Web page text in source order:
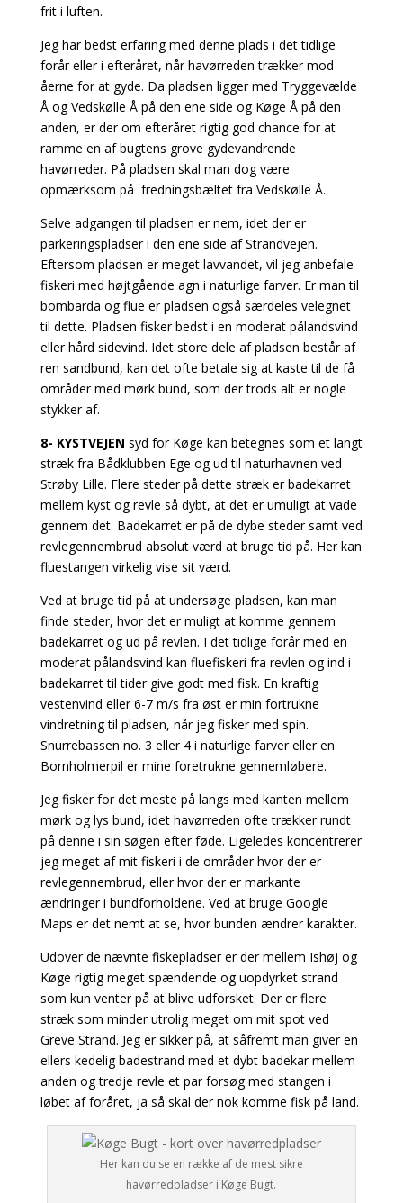
frit i luften.
Jeg har bedst erfaring med denne plads i det tidlige
forår eller i efteråret, når havørreden trækker mod
åerne for at gyde. Da pladsen ligger med Tryggevælde
Å og Vedskølle Å på den ene side og Køge Å på den
anden, er der om efteråret rigtig god chance for at
ramme en af bugtens grove gydevandrende
havørreder. På pladsen skal man dog være
opmærksom på fredningsbæltet fra Vedskølle Å.
Selve adgangen til pladsen er nem, idet der er
parkeringspladser i den ene side af Strandvejen.
Eftersom pladsen er meget lavvandet, vil jeg anbefale
fiskeri med højtgående agn i naturlige farver. Er man til
bombarda og flue er pladsen også særdeles velegnet
til dette. Pladsen fisker bedst i en moderat pålandsvind
eller hård sidevind. Idet store dele af pladsen består af
ren sandbund, kan det ofte betale sig at kaste til de få
områder med mørk bund, som der trods alt er nogle
stykker af.
8- KYSTVEJEN syd for Køge kan betegnes som et langt
stræk fra Bådklubben Ege og ud til naturhavnen ved
Strøby Lille. Flere steder på dette stræk er badekarret
mellem kyst og revle så dybt, at det er umuligt at vade
gennem det. Badekarret er på de dybe steder samt ved
revlegennembrud absolut værd at bruge tid på. Her kan
fluestangen virkelig vise sit værd.
Ved at bruge tid på at undersøge pladsen, kan man
finde steder, hvor det er muligt at komme gennem
badekarret og ud på revlen. I det tidlige forår med en
moderat pålandsvind kan fluefiskeri fra revlen og ind i
badekarret til tider give godt med fisk. En kraftig
vestenvind eller 6-7 m/s fra øst er min fortrukne
vindretning til pladsen, når jeg fisker med spin.
Snurrebassen no. 3 eller 4 i naturlige farver eller en
Bornholmerpil er mine foretrukne gennemløbere.
Jeg fisker for det meste på langs med kanten mellem
mørk og lys bund, idet havørreden ofte trækker rundt
på denne i sin søgen efter føde. Ligeledes koncentrerer
jeg meget af mit fiskeri i de områder hvor der er
revlegennembrud, eller hvor der er markante
ændringer i bundforholdene. Ved at bruge Google
Maps er det nemt at se, hvor bunden ændrer karakter.
Udover de nævnte fiskepladser er der mellem Ishøj og
Køge rigtig meget spændende og uopdyrket strand
som kun venter på at blive udforsket. Der er flere
stræk som minder utrolig meget om mit spot ved
Greve Strand. Jeg er sikker på, at såfremt man giver en
ellers kedelig badestrand med et dybt badekar mellem
anden og tredje revle et par forsøg med stangen i
løbet af foråret, ja så skal der nok komme fisk på land.
Her kan du se en række af de mest sikre
havørredpladser i Køge Bugt.